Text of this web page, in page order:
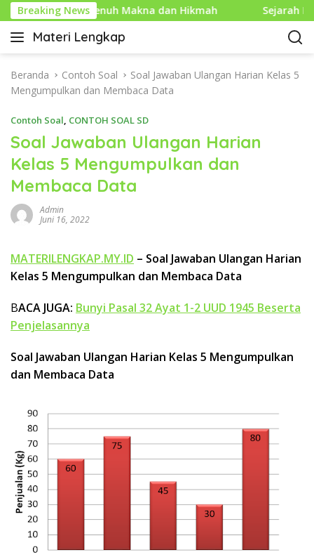
a
Breaking News
yang Penuh Makna dan Hikmah Sejarah Mouse
Materi Lengkap
I
f
o
e
n
d
i
d
k
L
e
g
k
p
Beranda Contoh Soal
Soal Jawaban Ulangan Harian Kelas 5
Mengumpulkan dan Membaca Data
Contoh Soal, CONTOH SOAL SD
Soal Jawaban Ulangan Harian
Kelas 5 Mengumpulkan dan
Membaca Data
Admin
Juni 16, 2022
MATERILENGKAP.MY.ID – Soal Jawaban Ulangan Harian
Kelas 5 Mengumpulkan dan Membaca Data
BACA JUGA: Bunyi Pasal 32 Ayat 1-2 UUD 1945 Beserta
Penjelasannya
Soal Jawaban Ulangan Harian Kelas 5 Mengumpulkan
dan Membaca Data